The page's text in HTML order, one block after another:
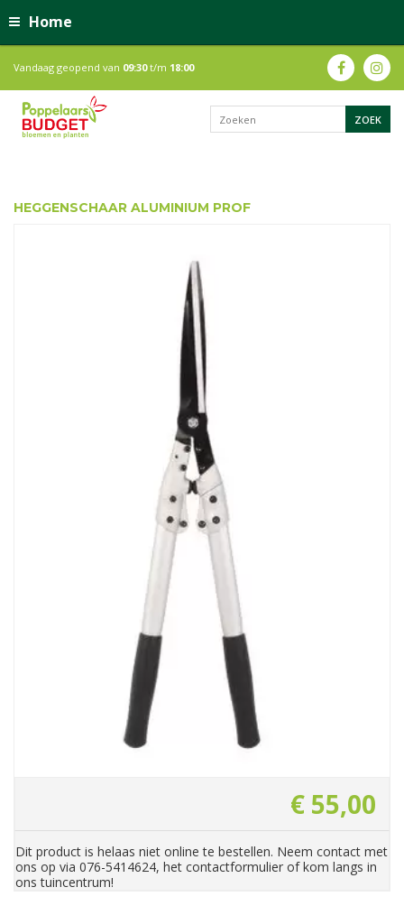
Home
Vandaag geopend van 09:30t/m 18:00
HEGGENSCHAAR ALUMINIUM PROF
€ 55,00
Dit product is helaas niet online te bestellen. Neem contact met
ons op via 076-5414624, het contactformulier of kom langs in
ons tuincentrum!